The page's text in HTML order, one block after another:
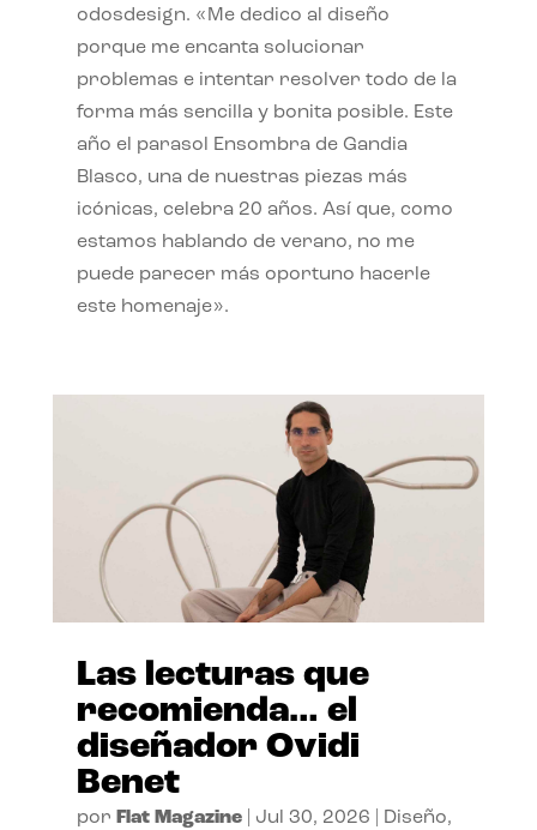
odosdesign. «Me dedico al diseño
porque me encanta solucionar
problemas e intentar resolver todo de la
forma más sencilla y bonita posible. Este
año el parasol Ensombra de Gandia
Blasco, una de nuestras piezas más
icónicas, celebra 20 años. Así que, como
estamos hablando de verano, no me
puede parecer más oportuno hacerle
este homenaje».
Las lecturas que
recomienda… el
diseñador Ovidi
Benet
por Flat Magazine| Jul 30, 2026 Diseño,